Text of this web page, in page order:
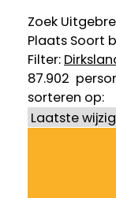
Zoek
Plaats Soort
Filter:
87.902
sorteren op: